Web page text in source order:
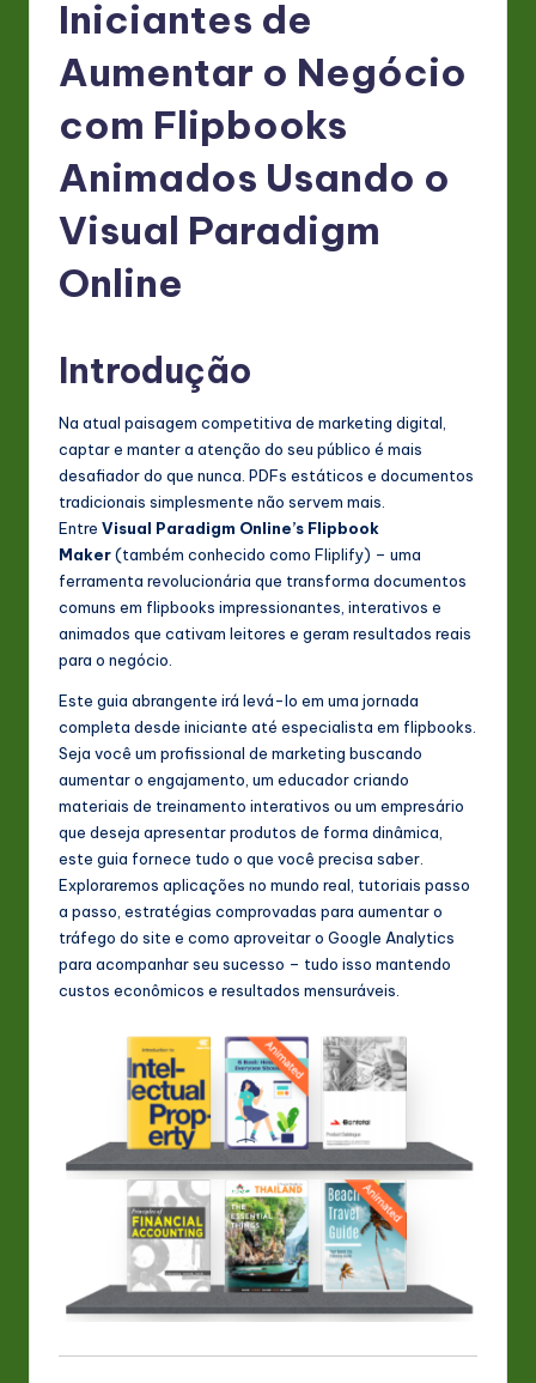
rt
in
A
&
S
o
ft
w
Iniciantes de
Aumentar o Negócio
com Flipbooks
Animados Usando o
Visual Paradigm
Online
Introdução
Na atual paisagem competitiva de marketing digital,
captar e manter a atenção do seu público é mais
desafiador do que nunca. PDFs estáticos e documentos
tradicionais simplesmente não servem mais.
Entre Visual Paradigm Online’s Flipbook
Maker(também conhecido como Fliplify) – uma
ferramenta revolucionária que transforma documentos
comuns em flipbooks impressionantes, interativos e
animados que cativam leitores e geram resultados reais
para o negócio.
Este guia abrangente irá levá-lo em uma jornada
completa desde iniciante até especialista em flipbooks.
Seja você um profissional de marketing buscando
aumentar o engajamento, um educador criando
materiais de treinamento interativos ou um empresário
que deseja apresentar produtos de forma dinâmica,
este guia fornece tudo o que você precisa saber.
Exploraremos aplicações no mundo real, tutoriais passo
a passo, estratégias comprovadas para aumentar o
tráfego do site e como aproveitar o Google Analytics
para acompanhar seu sucesso – tudo isso mantendo
custos econômicos e resultados mensuráveis.